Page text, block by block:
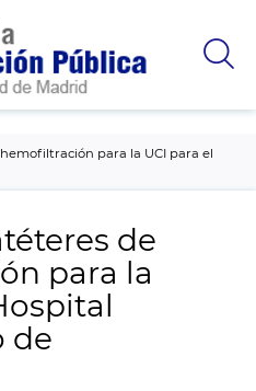
para la UCI para el
de
para la
de